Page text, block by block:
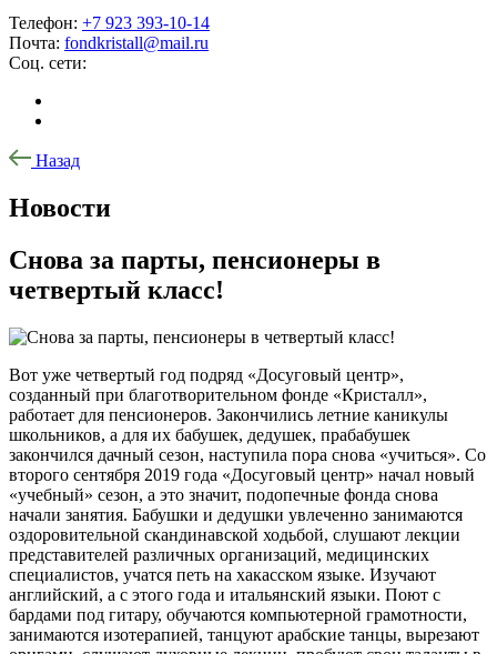
Телефон: +7 923 393-10-14
Почта: fondkristall@mail.ru
Соц. сети:
Назад
Новости
Снова за парты, пенсионеры в
четвертый класс!
Вот уже четвертый год подряд «Досуговый центр»,
созданный при благотворительном фонде «Кристалл»,
работает для пенсионеров. Закончились летние каникулы
школьников, а для их бабушек, дедушек, прабабушек
закончился дачный сезон, наступила пора снова «учиться». Со
второго сентября 2019 года «Досуговый центр» начал новый
«учебный» сезон, а это значит, подопечные фонда снова
начали занятия. Бабушки и дедушки увлеченно занимаются
оздоровительной скандинавской ходьбой, слушают лекции
представителей различных организаций, медицинских
специалистов, учатся петь на хакасском языке. Изучают
английский, а с этого года и итальянский языки. Поют с
бардами под гитару, обучаются компьютерной грамотности,
занимаются изотерапией, танцуют арабские танцы, вырезают